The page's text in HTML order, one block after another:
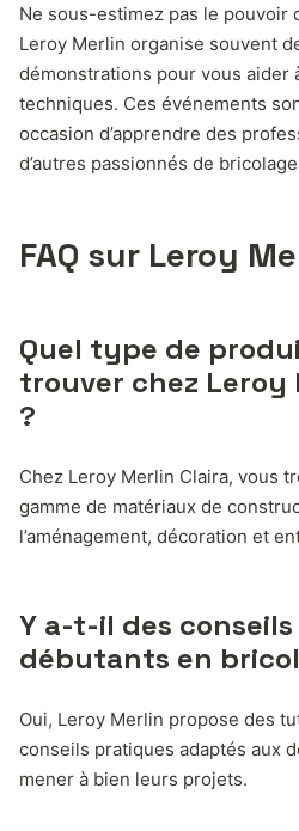
Ne sous-estimez pas le pouvoir
Leroy Merlin organise souvent
démonstrations pour vous aider
techniques. Ces événements
occasion d’apprendre des
d’autres passionnés de
FAQ sur Leroy
Quel type de
trouver chez Leroy
?
Chez Leroy Merlin Claira, vous
gamme de matériaux de
l’aménagement, décoration et
Y a-t-il des
débutants en
Oui, Leroy Merlin propose des
conseils pratiques adaptés aux
mener à bien leurs projets.